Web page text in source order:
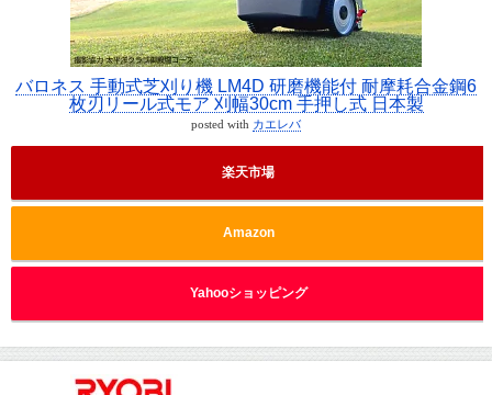
バロネス 手動式芝刈り機 LM4D 研磨機能付 耐摩耗合金鋼6
枚刃リール式モア 刈幅30cm 手押し式 日本製
posted with カエレバ
楽天市場
Amazon
Yahooショッピング